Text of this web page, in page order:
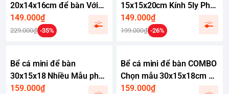
20x14x16cm để bàn Với
nhiều mẫu lựa chọn có
kèm phụ kiện sỏi nền và
149.000₫
229.000₫ -35%
15x15x20cm Kính 5ly Phù
Hợp Nuôi Cá Mini Để Bàn
hoặc Làm Bể Thuỷ Sinh
149.000₫
199.000₫ -26%
Bể cá mini để bàn
30x15x18 Nhiều Mẫu phù
hợp nuôi cá cảnh mini để
159.000₫
Bể cá mini để bàn COMBO
Chọn mẫu 30x15x18cm để
bàn nhỏ gọn phù hợp nuôi
159.000₫